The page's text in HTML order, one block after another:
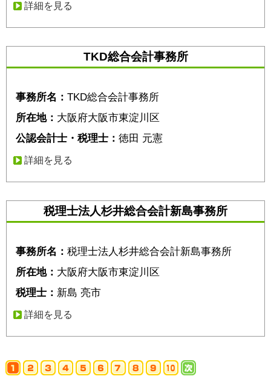
詳細を見る
TKD総合会計事務所
事務所名： TKD総合会計事務所
所在地： 大阪府大阪市東淀川区
公認会計士・税理士： 徳田 元憲
詳細を見る
税理士法人杉井総合会計新島事務所
事務所名： 税理士法人杉井総合会計新島事務所
所在地： 大阪府大阪市東淀川区
税理士： 新島 亮市
詳細を見る